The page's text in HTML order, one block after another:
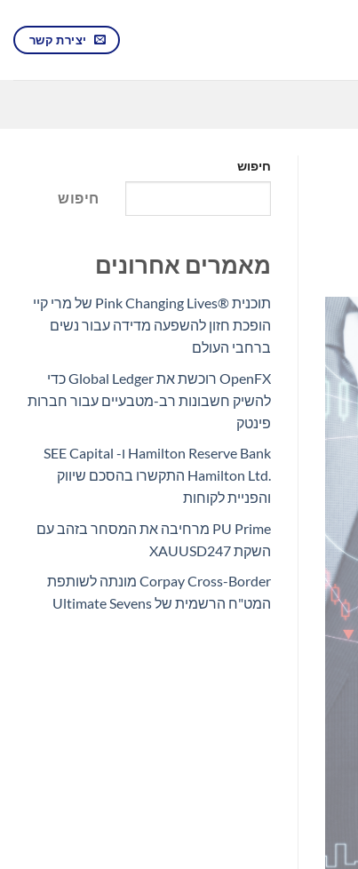
יצירת קשר
חיפוש
חיפוש
מאמרים אחרונים
תוכנית Pink Changing Lives®‎ של מרי קיי
הופכת חזון להשפעה מדידה עבור נשים
ברחבי העולם
OpenFX רוכשת את Global Ledger כדי
להשיק חשבונות רב-מטבעיים עבור חברות
פינטק
Hamilton Reserve Bank ו- SEE Capital
Hamilton Ltd.‎ התקשרו בהסכם שיווק
והפניית לקוחות
PU Prime מרחיבה את המסחר בזהב עם
השקת XAUUSD247
Corpay Cross-Border מונתה לשותפת
המט"ח הרשמית של Ultimate Sevens